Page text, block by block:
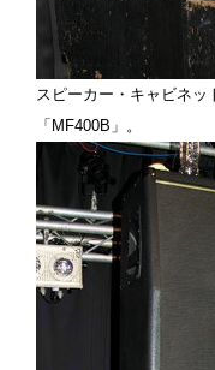
スピーカー・キャビネ
「MF400B」。